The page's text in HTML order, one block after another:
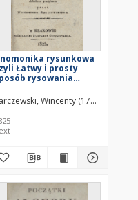
rysunkowa
Łatwy i prosty
rysowania
używając
cerkla i linii
Wincenty (1789–1832)